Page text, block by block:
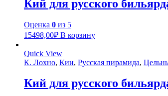
Кий для русского
Оценка 0 из 5
15498,00₽ В корзину
Quick View
К. Лохно, Кии, Русская пирамида,
Кий для русского